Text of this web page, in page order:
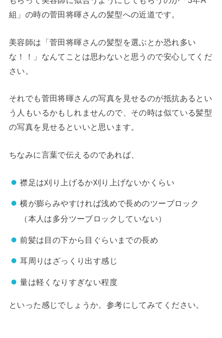
組」の時の菅田将暉さんの髪型への近道です。
美容師は「菅田将暉さんの髪型を選ぶとか恐れ多い
な！！」なんてことは思わないと思うので安心してくだ
さい。
それでも菅田将暉さんの写真を見せるのが抵抗あるとい
う人もいるかもしれませんので、その時は似ている髪型
の写真を見せるといいと思います。
ちなみに言葉で伝えるのであれば、
襟足は刈り上げるか刈り上げないかくらい
横が膨らみやすければ浅めで長めのツーブロック
（本人は多分ツーブロックしていない）
前髪は目の下から目ぐらいまでの長め
耳周りはざっくり出す感じ
量は軽くなりすぎない程度
といった感じでしょうか。参考にしてみてください。